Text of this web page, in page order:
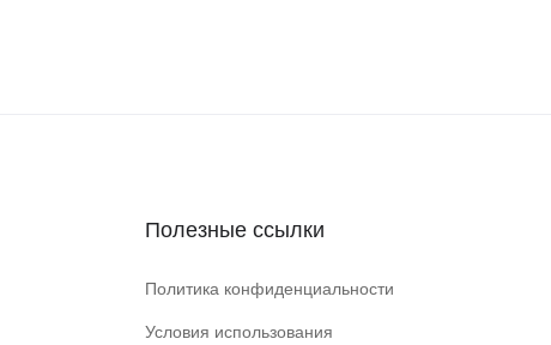
Полезные ссылки
Политика конфиденциальности
Условия использования